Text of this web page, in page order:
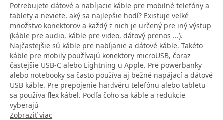
Potrebujete dátové a nabíjacie káble pre mobilné telefóny a
tablety a neviete, aký sa najlepšie hodí? Existuje veľké
množstvo konektorov a každý z nich je určený pre iný výstup
(káble pre audio, káble pre video, dátový prenos ...).
Najčastejšie sú káble pre nabíjanie a dátové káble. Takéto
káble pre mobily používajú konektory microUSB, čoraz
častejšie USB-C alebo Lightning u Apple. Pre powerbanky
alebo notebooky sa často používa aj bežné napájací a dátové
USB káble. Pre prepojenie hardvéru telefónu alebo tabletu
sa používa flex kábel. Podľa čoho sa káble a redukcie
vyberajú
Zobraziť viac